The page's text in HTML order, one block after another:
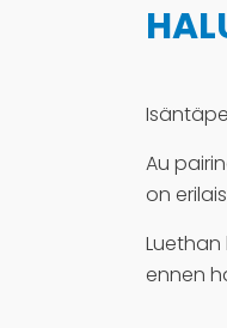
Au
on
ennen